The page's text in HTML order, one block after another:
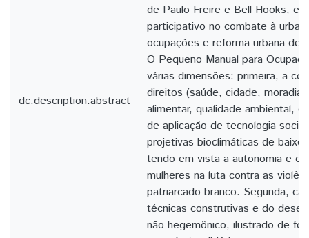
dc.description.abstract
de Paulo Freire e Bell Hooks, e
participativo no combate à
ocupações e reforma urbana de
O Pequeno Manual para
várias dimensões: primeira, a
direitos (saúde, cidade, moradia,
alimentar, qualidade ambiental,
de aplicação de tecnologia
projetivas bioclimáticas de
tendo em vista a autonomia e o
mulheres na luta contra as
patriarcado branco. Segunda,
técnicas construtivas e do
não hegemônico, ilustrado de